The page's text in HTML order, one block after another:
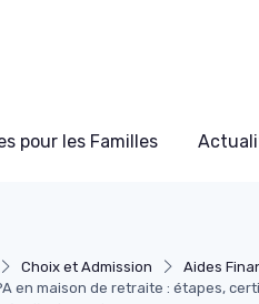
pour les Familles
Choix et Admission
Aides
en maison de retraite : étapes,